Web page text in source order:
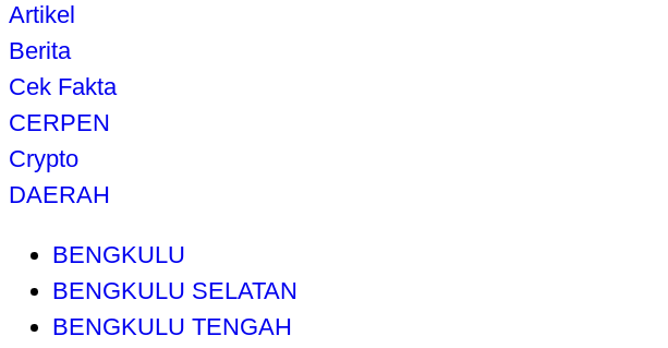
Artikel
Berita
Cek Fakta
CERPEN
Crypto
DAERAH
BENGKULU
BENGKULU SELATAN
BENGKULU TENGAH